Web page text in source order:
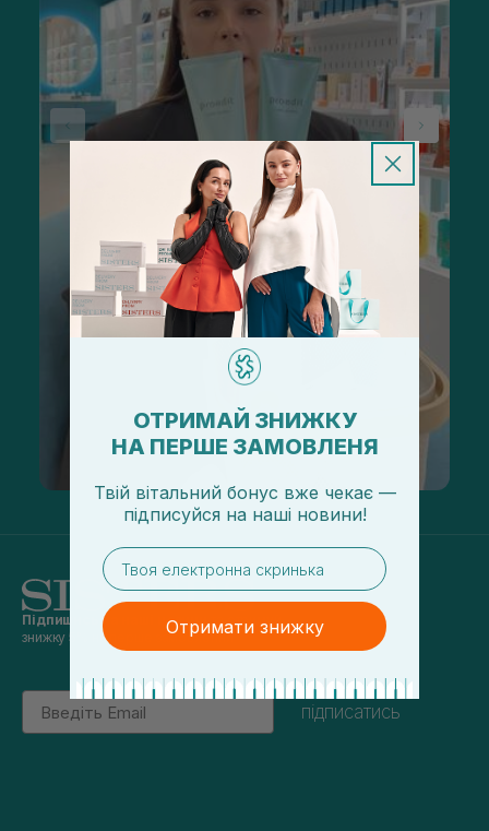
Підпишись на наші новинита отримуй
знижку 5% на перше замовлення
Email
підписатись
ОТРИМАЙ ЗНИЖКУ
НА ПЕРШЕ ЗАМОВЛЕНЯ
Твій вітальний бонус вже чекає —
підписуйся на наші новини!
email
Отримати знижку